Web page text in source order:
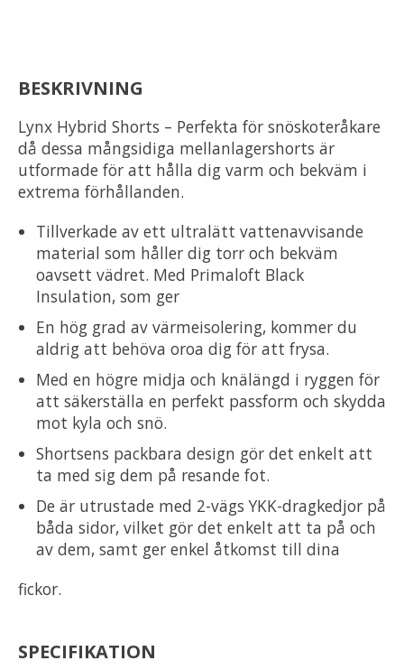
BESKRIVNING
Lynx Hybrid Shorts – Perfekta för snöskoteråkare
då dessa mångsidiga mellanlagershorts är
utformade för att hålla dig varm och bekväm i
extrema förhållanden.
Tillverkade av ett ultralätt vattenavvisande
material som håller dig torr och bekväm
oavsett vädret. Med Primaloft Black
Insulation, som ger
En hög grad av värmeisolering, kommer du
aldrig att behöva oroa dig för att frysa.
Med en högre midja och knälängd i ryggen för
att säkerställa en perfekt passform och skydda
mot kyla och snö.
Shortsens packbara design gör det enkelt att
ta med sig dem på resande fot.
De är utrustade med 2-vägs YKK-dragkedjor på
båda sidor, vilket gör det enkelt att ta på och
av dem, samt ger enkel åtkomst till dina
fickor.
SPECIFIKATION